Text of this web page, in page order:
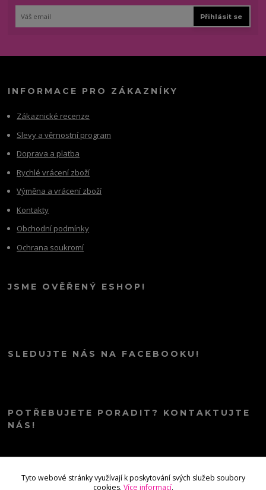
Přihlásit se
INFORMACE PRO ZÁKAZNÍKY
Zákaznické recenze
Slevy a věrnostní program
Doprava a platba
Rychlé vrácení zboží
Výměna a vrácení zboží
Kontakty
Obchodní podmínky
Ochrana soukromí
JSME OVĚŘENÝ ESHOP!
SLEDUJTE NÁS NA FACEBOOKU!
POTŘEBUJETE PORADIT? KONTAKTUJTE
NÁS!
Tyto webové stránky využívají k poskytování svých služeb soubory
cookies. Více informací.